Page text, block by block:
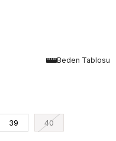
Beden Tablosu
39 40